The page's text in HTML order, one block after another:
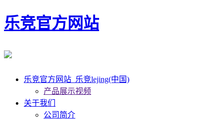
乐竞官方网站
乐竞官方网站_乐竞lejing(中国)
产品展示视频
关于我们
公司简介